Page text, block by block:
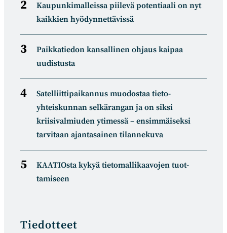
Kaupunkimalleissa piilevä potentiaali on nyt
kaikkien hyödynnettävissä
Paikkatiedon kansallinen ohjaus kaipaa
uudistusta
Satelliitti­paikannus muodostaa tieto­
yhteiskunnan selkä­rangan ja on siksi
kriisivalmiuden ytimessä – ensimmäiseksi
tarvitaan ajantasainen tilannekuva
KAATIOsta kykyä tietomal­likaa­vojen tuot­
tamiseen
Tiedotteet